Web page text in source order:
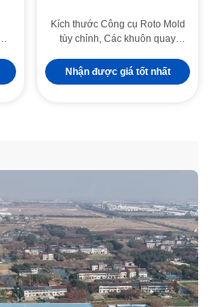
Kích thước Công cụ Roto Mold
tùy chỉnh, Các khuôn quay
Nhận được giá tốt nhất